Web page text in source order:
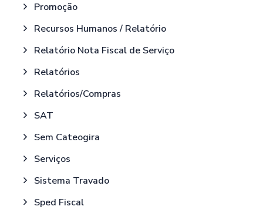
Promoção
Recursos Humanos / Relatório
Relatório Nota Fiscal de Serviço
Relatórios
Relatórios/Compras
SAT
Sem Cateogira
Serviços
Sistema Travado
Sped Fiscal